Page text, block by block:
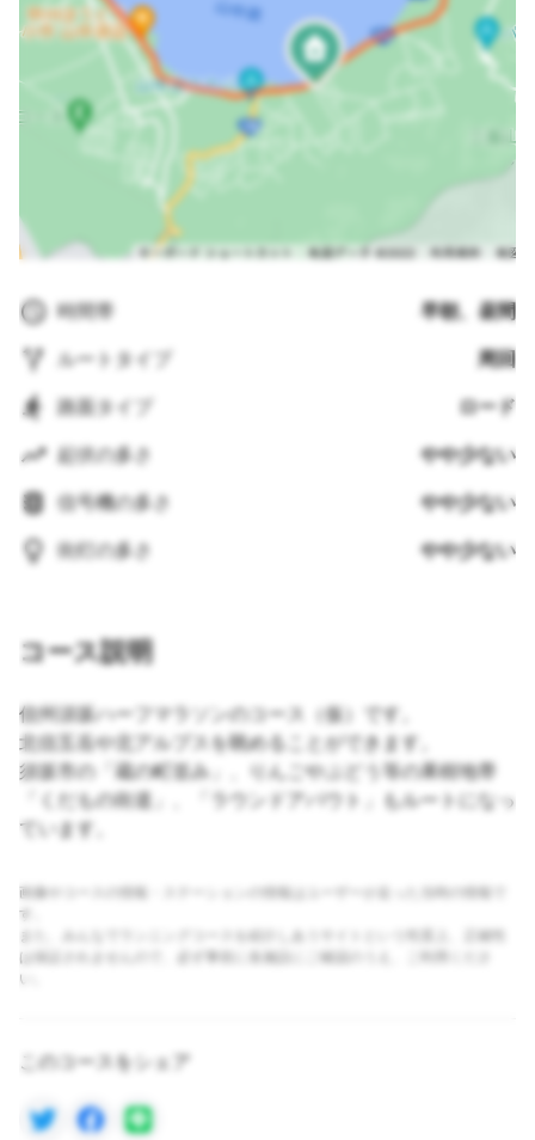
時間帯 早朝、昼間
ルートタイプ 周回
路面タイプ ロード
起伏の多さ やや少ない
信号機の多さ やや少ない
街灯の多さ やや少ない
コース説明
信州須坂ハーフマラソンのコース（仮）です。
北信五岳や北アルプスを眺めることができます。
須坂市の「蔵の町並み」、りんごやぶどう等の果樹地帯
「くだもの街道」、「ラウンドアバウト」もルートになっ
ています。
画像やコースの情報・ステーションの情報はユーザーが走った当時の情報で
す。
また、みんなでランニングコースを紹介しあうサイトという性質上、正確性
は保証されませんので、必ず事前に各施設にご確認のうえ、ご利用くださ
い。
このコースをシェア